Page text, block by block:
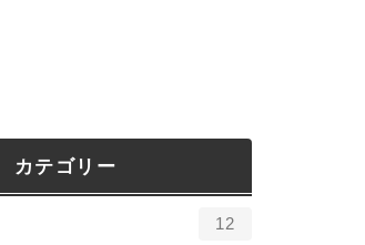
カテゴリー
12